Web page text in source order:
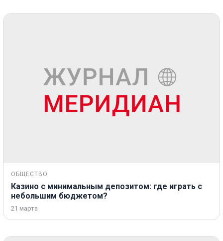
ОБЩЕСТВО
Казино с минимальным депозитом: где играть с
небольшим бюджетом?
21 марта